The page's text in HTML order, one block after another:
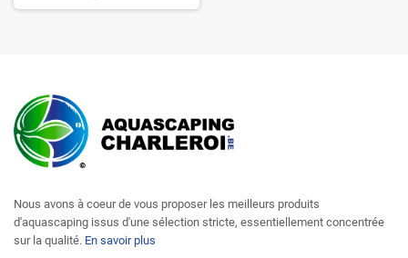
Nous avons à coeur de vous proposer les meilleurs produits
d'aquascaping issus d'une sélection stricte, essentiellement concentrée
sur la qualité. En savoir plus